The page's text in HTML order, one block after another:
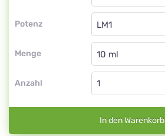
Potenz
Dilution
LM1
Menge
Dilution
Anzahl
In den Warenkorb